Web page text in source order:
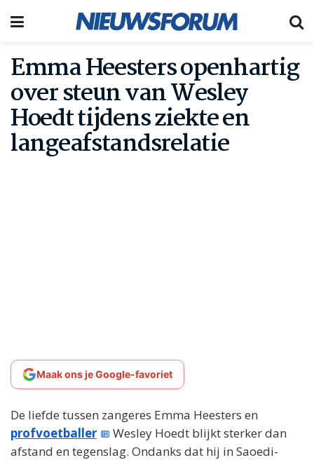
Emma Heesters openhartig
over steun van Wesley
Hoedt tijdens ziekte en
langeafstandsrelatie
Maak ons je Google-favoriet
De liefde tussen zangeres Emma Heesters en
profvoetballer
Wesley Hoedt blijkt sterker dan
afstand en tegenslag. Ondanks dat hij in Saoedi-